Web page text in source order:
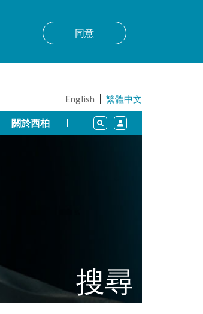
同意
English 繁體中文
關於西柏
搜尋